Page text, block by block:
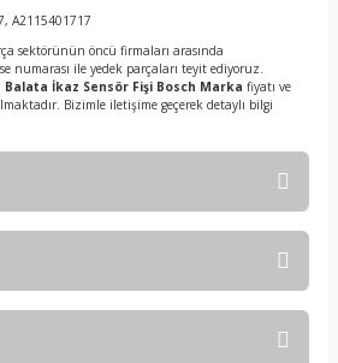
A2115401717
sektörünün öncü firmaları arasında
numarası ile yedek parçaları teyit ediyoruz.
Balata İkaz Sensör Fişi Bosch Marka fiyatı ve
Bizimle iletişime geçerek detaylı bilgi